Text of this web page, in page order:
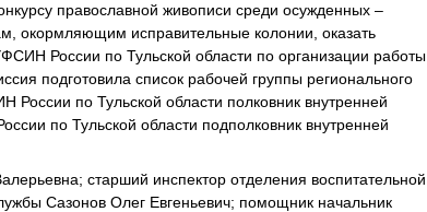
православной живописи среди осужденных –
окормляющим исправительные колонии, оказать
России по Тульской области по организации работы
подготовила список рабочей группы регионального
по Тульской области полковник внутренней
по Тульской области подполковник внутренней
старший инспектор отделения воспитательной
Сазонов Олег Евгеньевич; помощник начальник